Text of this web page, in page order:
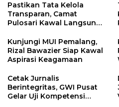
Pastikan Tata Kelola
Transparan, Camat
Pulosari Kawal Langsung
Kunjungi MUI Pemalang,
Rizal Bawazier Siap Kawal
Aspirasi Keagamaan
Cetak Jurnalis
Berintegritas, GWI Pusat
Gelar Uji Kompetensi